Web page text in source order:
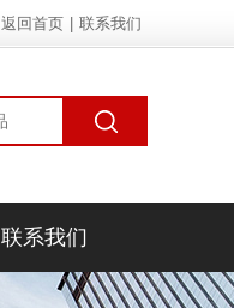
返回首页 联系我们
联系我们